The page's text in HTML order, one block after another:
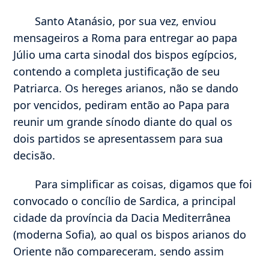
Santo Atanásio, por sua vez, enviou
mensageiros a Roma para entregar ao papa
Júlio uma carta sinodal dos bispos egípcios,
contendo a completa justificação de seu
Patriarca. Os hereges arianos, não se dando
por vencidos, pediram então ao Papa para
reunir um grande sínodo diante do qual os
dois partidos se apresentassem para sua
decisão.
Para simplificar as coisas, digamos que foi
convocado o concílio de Sardica, a principal
cidade da província da Dacia Mediterrânea
(moderna Sofia), ao qual os bispos arianos do
Oriente não compareceram, sendo assim